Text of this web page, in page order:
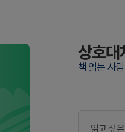
상호대
책 읽는 사
읽고 싶